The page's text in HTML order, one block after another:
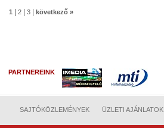
1 2 3 következő »
PARTNEREINK
SAJTÓKÖZLEMÉNYEK ÜZLETI AJÁNLATOK